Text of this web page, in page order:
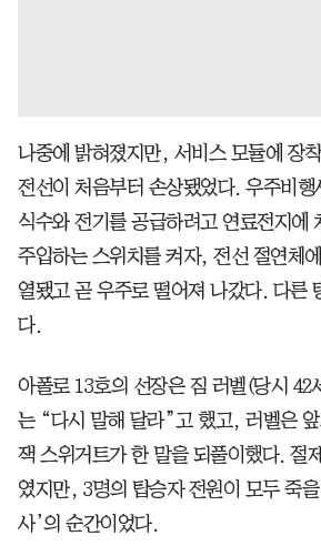
나중에 밝혀졌지만, 서비스 모듈에 장
전선이 처음부터 손상됐었다. 우주비행
식수와 전기를 공급하려고 연료전지에
주입하는 스위치를 켜자, 전선 절연체
열됐고 곧 우주로 떨어져 나갔다. 다른
다.
아폴로 13호의 선장은 짐 러벨(당시 42
는 “다시 말해 달라”고 했고, 러벨은
잭 스위거트가 한 말을 되풀이했다. 절
였지만, 3명의 탑승자 전원이 모두 죽
사’의 순간이었다.